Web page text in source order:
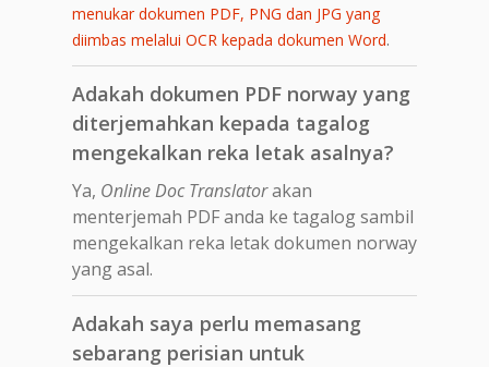
menukar dokumen PDF, PNG dan JPG yang
diimbas melalui OCR kepada dokumen Word.
Adakah dokumen PDF norway yang
diterjemahkan kepada tagalog
mengekalkan reka letak asalnya?
Ya, Online Doc Translatorakan
menterjemah PDF anda ke tagalog sambil
mengekalkan reka letak dokumen norway
yang asal.
Adakah saya perlu memasang
sebarang perisian untuk